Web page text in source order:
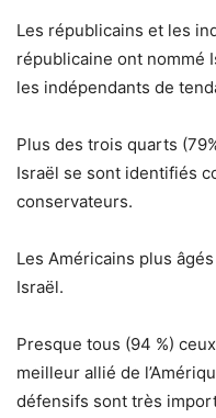
Les républicains et les
républicaine ont nommé
les indépendants de
Plus des trois quarts
Israël se sont identifiés
conservateurs.
Les Américains plus
Israël.
Presque tous (94 %)
meilleur allié de
défensifs sont très